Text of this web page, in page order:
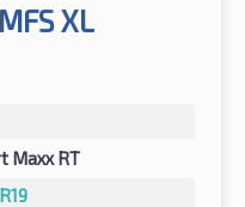
XL
Maxx RT